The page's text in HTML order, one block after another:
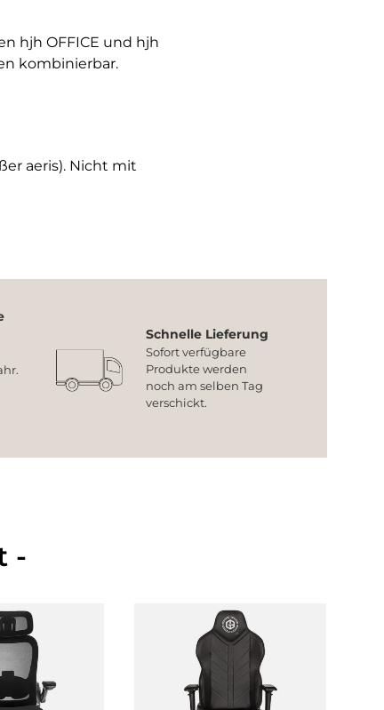
hjh OFFICE und hjh
kombinierbar.
aeris). Nicht mit
Schnelle Lieferung
Sofort verfügbare
Produkte werden
noch am selben Tag
verschickt.
-